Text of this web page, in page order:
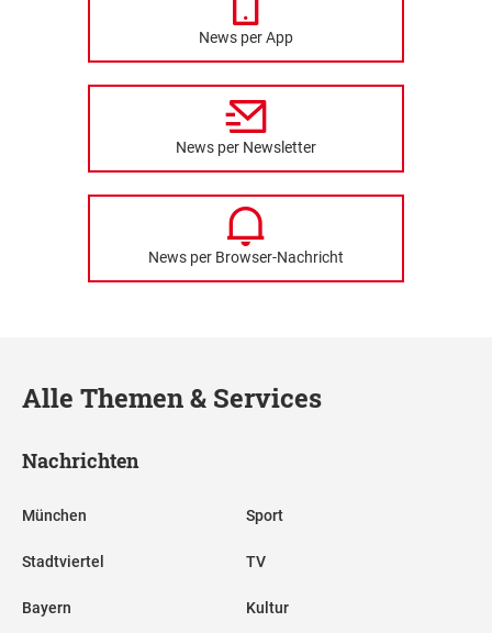
News per App
News per Newsletter
News per Browser-Nachricht
Alle Themen & Services
Nachrichten
München
Stadtviertel
Bayern
Sport
TV
Kultur